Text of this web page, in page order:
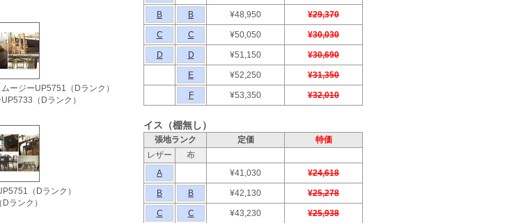
ージーUP5751（Dランク）
（Dランク）
（Dランク）
ランク）
B B ¥48,950 ¥29,370
C C ¥50,050 ¥30,030
D D ¥51,150 ¥30,690
E ¥52,250 ¥31,350
F ¥53,350 ¥32,010
イス（棚無し）
張地ランク 定価
特価
レザー
布
A
¥41,030 ¥24,618
B B ¥42,130 ¥25,278
C C ¥43,230 ¥25,938